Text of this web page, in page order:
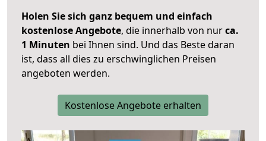
Holen Sie sich ganz bequem und einfach
kostenlose Angebote, die innerhalb von nurca.
1 Minuten bei Ihnen sind. Und das Beste daran
ist, dass all dies zu erschwinglichen Preisen
angeboten werden.
Kostenlose Angebote erhalten